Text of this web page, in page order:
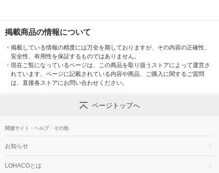
掲載商品の情報について
・ 掲載している情報の精度には万全を期しておりますが、その内容の正確性、
安全性、有用性を保証するものではありません。
・ 現在ご覧になっているページは、この商品を取り扱うストアによって運営さ
れています。ページに記載されている内容や商品、ご購入に関するご質問
は、直接各ストアにお問い合わせください。
ページトップへ
関連サイト・ヘルプ・その他
お知らせ
LOHACOとは